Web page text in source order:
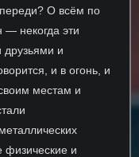
О всём по
некогда эти
и
и в огонь, и
местам и
физические и